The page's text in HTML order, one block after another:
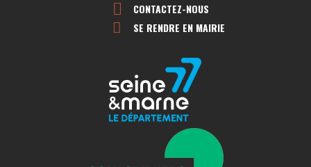
CONTACTEZ-NOUS
SE RENDRE EN MAIRIE